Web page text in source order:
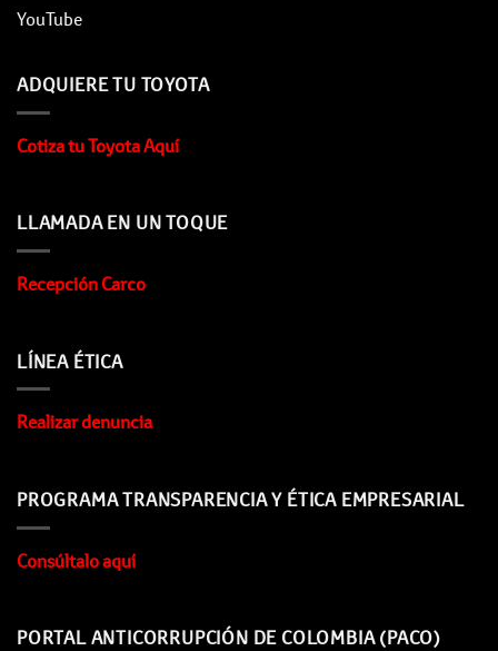
YouTube
ADQUIERE TU TOYOTA
Cotiza tu Toyota Aquí
LLAMADA EN UN TOQUE
Recepción Carco
LÍNEA ÉTICA
Realizar denuncia
PROGRAMA TRANSPARENCIA Y ÉTICA EMPRESARIAL
Consúltalo aquí
PORTAL ANTICORRUPCIÓN DE COLOMBIA (PACO)